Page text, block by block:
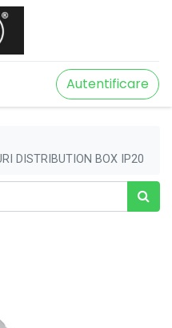
Autentificare
DISTRIBUTION BOX IP20